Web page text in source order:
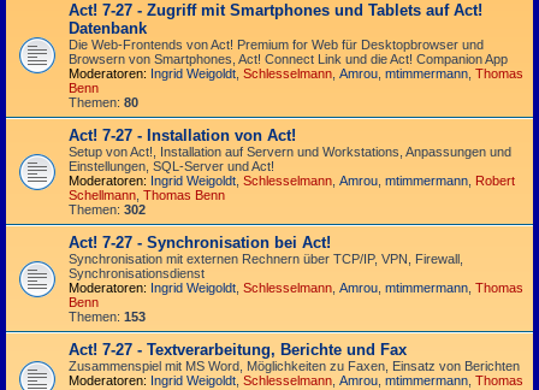
Act! 7-27 - Zugriff mit Smart­phones und Tablets auf Act!
Datenbank
Die Web-Frontends von Act! Premium for Web für Desktop­browser und
Browsern von Smart­phones, Act! Connect Link und die Act! Companion App
Moderatoren: Ingrid Weigoldt Schlesselmann Amrou mtimmermann Thomas
Benn
Themen: 80
Act! 7-27 - Installation von Act!
Setup von Act!, Installation auf Servern und Workstations, Anpassungen und
Einstellungen, SQL-Server und Act!
Moderatoren: Ingrid Weigoldt Schlesselmann Amrou mtimmermann Robert
Schellmann Thomas Benn
Themen: 302
Act! 7-27 - Synchronisation bei Act!
Synchro­nisation mit externen Rechnern über TCP/IP, VPN, Firewall,
Synchroni­sations­dienst
Moderatoren: Ingrid Weigoldt Schlesselmann Amrou mtimmermann Thomas
Benn
Themen: 153
Act! 7-27 - Text­­ver­arbei­tung, Berichte und Fax
Zusammenspiel mit MS Word, Möglichkeiten zu Faxen, Einsatz von Berichten
Moderatoren: Ingrid Weigoldt Schlesselmann Amrou mtimmermann Thomas